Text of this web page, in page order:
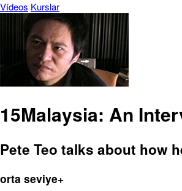
Vídeos Kurslar
15Malaysia: An
Pete Teo talks about how
orta seviye+